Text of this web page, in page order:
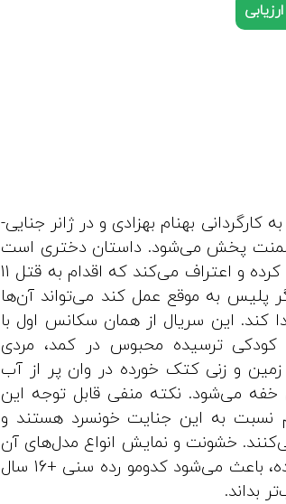
بهنام بهزادی و در ژانر جنایی-
پخش می‌شود. داستان دختری است
که به پلیس مراجعه کرده و اعتراف می‌کند که اقدام به قتل 11
پلیس به موقع عمل کند می‌تواند آن‌ها
کند. این سریال از همان سکانس اول با
کودکی ترسیده محبوس در کمد، مردی
و زنی کتک خورده در وان پر از آب
می‌شود. نکته منفی قابل توجه این
نسبت به این جنایت خونسرد هستند و
خشونت و نمایش انواع مدل‌های آن
در کنار موارد ذکر شده، باعث می‌شود کدومو رده سنی +16 سال
بداند.